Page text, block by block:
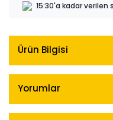
15:30'a kadar verilen
Ürün Bilgisi
Yorumlar